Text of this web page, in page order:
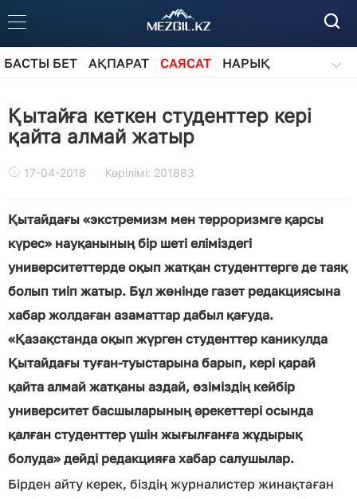
БАСТЫ БЕТ АҚПАРАТ САЯСАТ
НАРЫҚ
Қытайға кеткен студенттер кері
қайта алмай жатыр
17-04-2018 Көрілімі: 201883
Қытайдағы «экстремизм мен терроризмге қарсы
күрес» науқанының бір шеті еліміздегі
университеттерде оқып жатқан студенттерге де таяқ
болып тиіп жатыр. Бұл жөнінде газет редакциясына
хабар жолдаған азаматтар дабыл қағуда.
«Қазақстанда оқып жүрген студенттер каникулда
Қытайдағы туған-туыстарына барып, кері қарай
қайта алмай жатқаны аздай, өзіміздің кейбір
университет басшыларының әрекеттері осында
қалған студенттер үшін жығылғанға жұдырық
болуда» дейді редакцияға хабар салушылар.
Бірден айту керек, біздің журналистер жинақтаған